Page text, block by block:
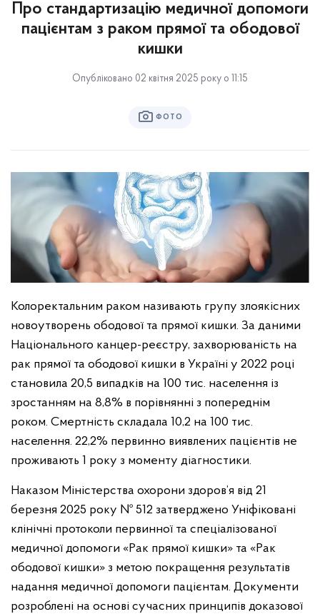
Про стандартизацію медичної допомоги
пацієнтам з раком прямої та ободової
кишки
Опубліковано 02 квітня 2025 року о 11:15
ФОТО
Колоректальним раком називають групу злоякісних
новоутворень ободової та прямої кишки. За даними
Національного канцер-реєстру, захворюваність на
рак прямої та ободової кишки в Україні у 2022 році
становила 20,5 випадків на 100 тис. населення із
зростанням на 8,8% в порівнянні з попереднім
роком. Смертність складала 10,2 на 100 тис.
населення. 22,2% первинно виявлених пацієнтів не
проживають 1 року з моменту діагностики.
Наказом Міністерства охорони здоров’я від 21
березня 2025 року № 512 затверджено Уніфіковані
клінічні протоколи первинної та спеціалізованої
медичної допомоги «Рак прямої кишки» та «Рак
ободової кишки» з метою покращення результатів
надання медичної допомоги пацієнтам. Документи
розроблені на основі сучасних принципів доказової